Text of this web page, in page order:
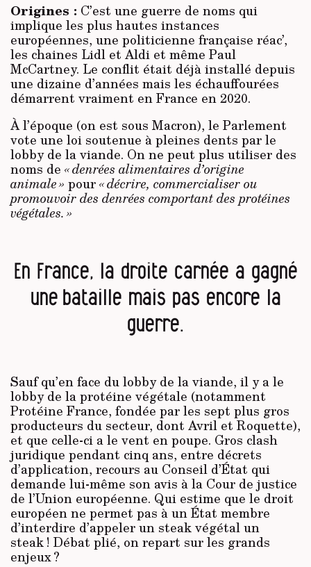
Origines : C’est une guerre de noms qui
implique les plus hautes instances
européennes, une politicienne française réac’,
les chaines Lidl et Aldi et même Paul
McCartney. Le conflit était déjà installé depuis
une dizaine d’années mais les échauffourées
démarrent vraiment en France en 2020.
À l’époque (on est sous Macron), le Parlement
vote une loi soutenue à pleines dents par le
lobby de la viande. On ne peut plus utiliser des
noms de « denrées alimentaires d’origine
animale » pour« décrire, commercialiser ou
promouvoir des denrées comportant des protéines
végétales. »
En France, la droite carnée a gagné
une bataille mais pas encore la
guerre.
Sauf qu’en face du lobby de la viande, il y a le
lobby de la protéine végétale (notamment
Protéine France, fondée par les sept plus gros
producteurs du secteur, dont Avril et Roquette),
et que celle-ci a le vent en poupe. Gros clash
juridique pendant cinq ans, entre décrets
d’application, recours au Conseil d’État qui
demande lui-même son avis à la Cour de justice
de l’Union européenne. Qui estime que le droit
européen ne permet pas à un État membre
d’interdire d’appeler un steak végétal un
steak ! Débat plié, on repart sur les grands
enjeux ?